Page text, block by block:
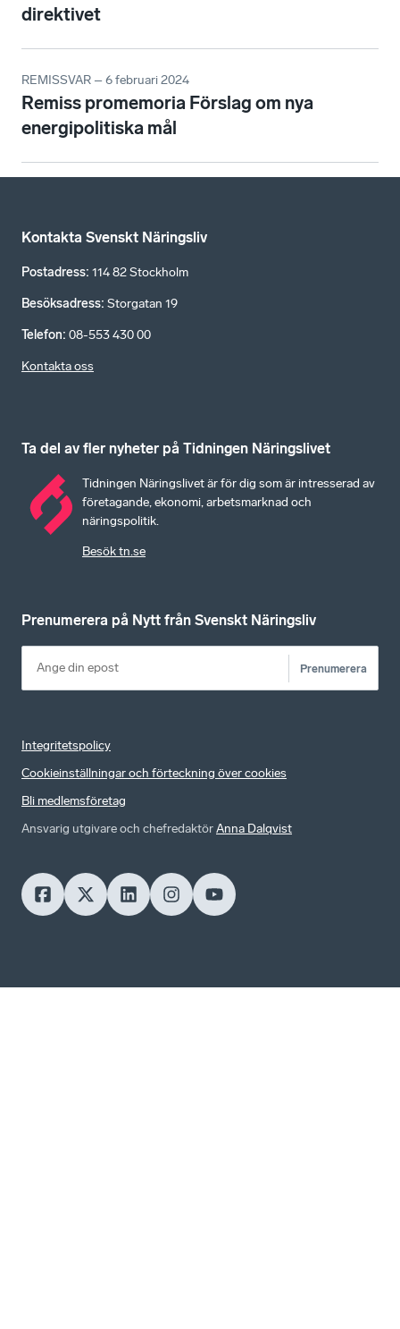
direktivet
REMISSVAR – 6 februari 2024
Remiss promemoria Förslag om nya
energipolitiska mål
Kontakta Svenskt Näringsliv
Postadress: 114 82 Stockholm
Besöksadress: Storgatan 19
Telefon: 08-553 430 00
Kontakta oss
Ta del av fler nyheter på Tidningen Näringslivet
Tidningen Näringslivet är för dig som är intresserad av
företagande, ekonomi, arbetsmarknad och
näringspolitik.
Besök tn.se
Prenumerera på Nytt från Svenskt Näringsliv
Prenumerera
Integritetspolicy
Cookieinställningar och förteckning över cookies
Bli medlemsföretag
Ansvarig utgivare och chefredaktörAnna Dalqvist